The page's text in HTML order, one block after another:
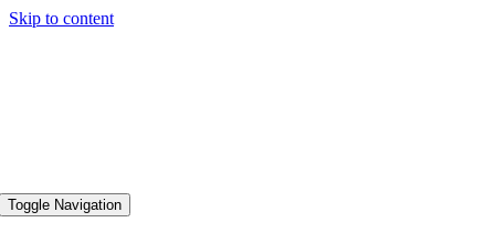
Skip to content
Toggle Navigation